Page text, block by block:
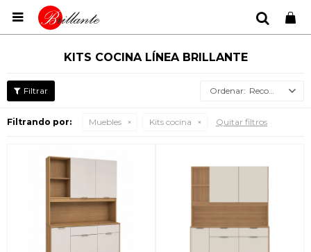

KITS COCINA LÍNEA BRILLANTE
Recomendados
Filtrando por: Muebles Kits cocina Quitar filtros